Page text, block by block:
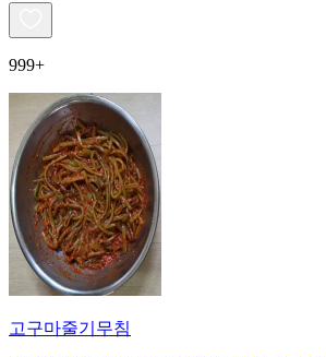
999+
고구마줄기무침